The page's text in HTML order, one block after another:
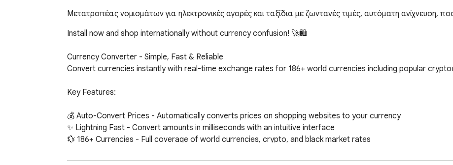
Μετατροπέας νομισμάτων για ηλεκτρονικές αγορές και ταξίδια με ζωντανές τιμές, αυτόματη ανίχνευση,
Install now and shop internationally without currency confusion! 🚀🛍️
Currency Converter - Simple, Fast & Reliable
Convert currencies instantly with real-time exchange rates for 186+ world currencies including popular
Key Features:
💰 Auto-Convert Prices - Automatically converts prices on shopping websites to your currency
✨ Lightning Fast - Convert amounts in milliseconds with an intuitive interface
💱 186+ Currencies - Full coverage of world currencies, crypto, and black market rates
📊 Live Exchange Rates - Automatic updates from reliable financial data sources